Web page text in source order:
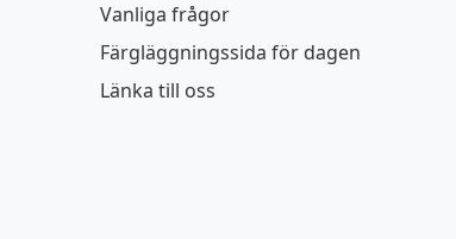
Vanliga frågor
Färgläggningssida för dagen
Länka till oss